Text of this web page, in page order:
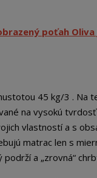
poťah Oliva
45 kg/3 . Na
na vysokú tvrdosť
vlastností a s
matrac len s
a „zrovná“